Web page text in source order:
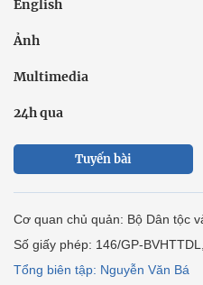
English
Ảnh
Multimedia
24h qua
Tuyến bài
Cơ quan chủ quản: Bộ Dân tộc
Số giấy phép: 146/GP-
Tổng biên tập: Nguyễn Văn Bá